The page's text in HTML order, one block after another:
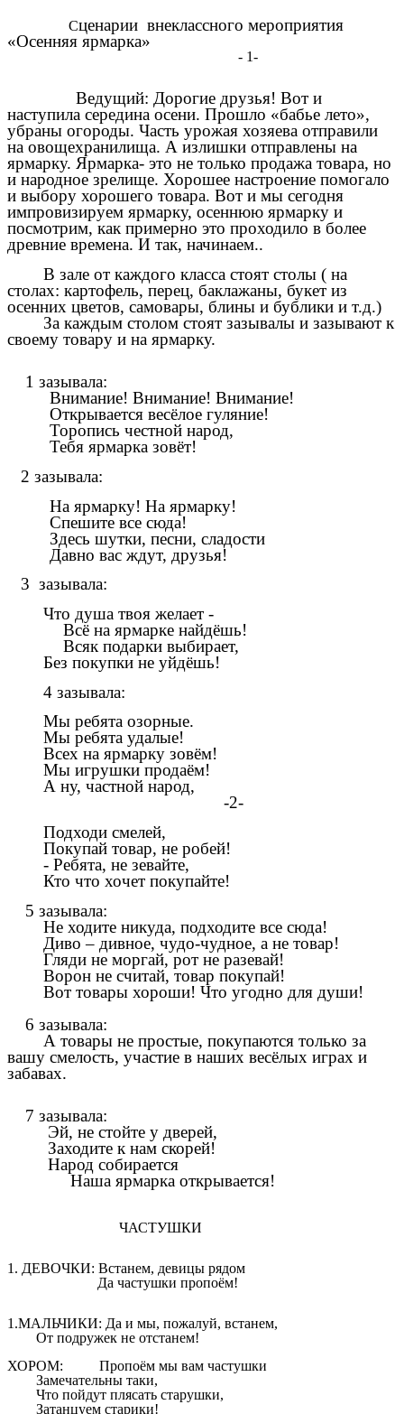
Сценарии внеклассного мероприятия
«Осенняя ярмарка»
- 1-
Ведущий: Дорогие друзья! Вот и
наступила середина осени. Прошло «бабье лето»,
убраны огороды. Часть урожая хозяева отправили
на овощехранилища. А излишки отправлены на
ярмарку. Ярмарка- это не только продажа товара, но
и народное зрелище. Хорошее настроение помогало
и выбору хорошего товара. Вот и мы сегодня
импровизируем ярмарку, осеннюю ярмарку и
посмотрим, как примерно это проходило в более
древние времена. И так, начинаем..
В зале от каждого класса стоят столы ( на
столах: картофель, перец, баклажаны, букет из
осенних цветов, самовары, блины и бублики и т.д.)
За каждым столом стоят зазывалы и зазывают к
своему товару и на ярмарку.
1 зазывала:
Внимание! Внимание! Внимание!
Открывается весёлое гуляние!
Торопись честной народ,
Тебя ярмарка зовёт!
2 зазывала:
На ярмарку! На ярмарку!
Спешите все сюда!
Здесь шутки, песни, сладости
Давно вас ждут, друзья!
3 зазывала:
Что душа твоя желает -
Всё на ярмарке найдёшь!
Всяк подарки выбирает,
Без покупки не уйдёшь!
4 зазывала:
Мы ребята озорные.
Мы ребята удалые!
Всех на ярмарку зовём!
Мы игрушки продаём!
А ну, частной народ,
-2-
Подходи смелей,
Покупай товар, не робей!
- Ребята, не зевайте,
Кто что хочет покупайте!
5 зазывала:
Не ходите никуда, подходите все сюда!
Диво – дивное, чудо-чудное, а не товар!
Гляди не моргай, рот не разевай!
Ворон не считай, товар покупай!
Вот товары хороши! Что угодно для души!
6 зазывала:
А товары не простые, покупаются только за
вашу смелость, участие в наших весёлых играх и
забавах.
7 зазывала:
Эй, не стойте у дверей,
Заходите к нам скорей!
Народ собирается
Наша ярмарка открывается!
ЧАСТУШКИ
1. ДЕВОЧКИ: Встанем, девицы рядом
Да частушки пропоём!
1.МАЛЬЧИКИ: Да и мы, пожалуй, встанем,
От подружек не отстанем!
ХОРОМ: Пропоём мы вам частушки
Замечательны таки,
Что пойдут плясать старушки,
Затанцуем старики!